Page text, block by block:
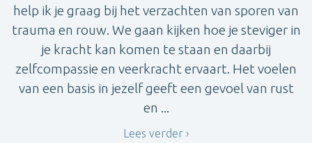
help ik je graag bij het verzachten van sporen van
trauma en rouw. We gaan kijken hoe je steviger in
je kracht kan komen te staan en daarbij
zelfcompassie en veerkracht ervaart. Het voelen
van een basis in jezelf geeft een gevoel van rust
en ...
Lees verder